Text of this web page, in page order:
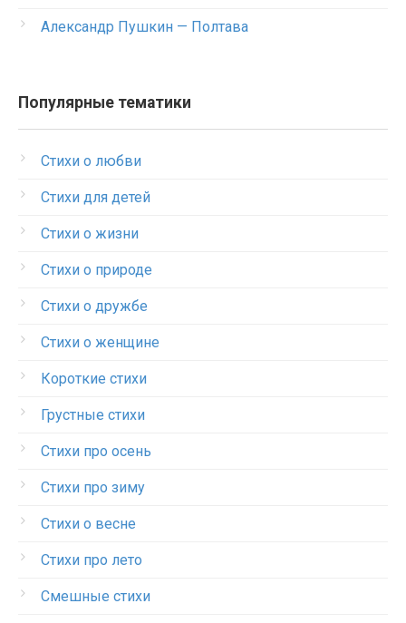
Александр Пушкин — Полтава
Популярные тематики
Стихи о любви
Стихи для детей
Стихи о жизни
Стихи о природе
Стихи о дружбе
Стихи о женщине
Короткие стихи
Грустные стихи
Стихи про осень
Стихи про зиму
Стихи о весне
Стихи про лето
Смешные стихи